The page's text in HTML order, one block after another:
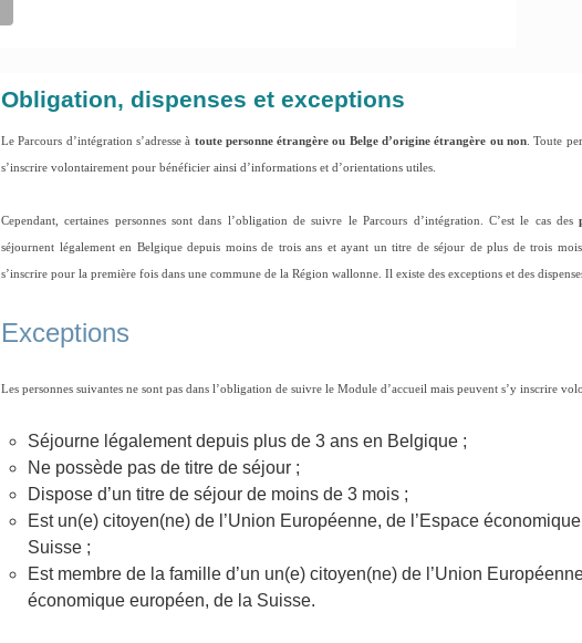
Obligation, dispenses et exceptions
Le Parcours d’intégration s’adresse à toute personne étrangère ou Belge d’origine étrangère ou non. Toute
s’inscrire volontairement pour bénéficier ainsi d’informations et d’orientations utiles.
Cependant, certaines personnes sont dans l’obligation de suivre le Parcours d’intégration. C’est le cas des
séjournent légalement en Belgique depuis moins de trois ans et ayant un titre de séjour de plus de trois
s’inscrire pour la première fois dans une commune de la Région wallonne. Il existe des exceptions et des
Exceptions
Les personnes suivantes ne sont pas dans l’obligation de suivre le Module d’accueil mais peuvent s’y inscrire
Séjourne légalement depuis plus de 3 ans en Belgique ;
Ne possède pas de titre de séjour ;
Dispose d’un titre de séjour de moins de 3 mois ;
Est un(e) citoyen(ne) de l’Union Européenne, de l’Espace
Suisse ;
Est membre de la famille d’un un(e) citoyen(ne) de l’Union
économique européen, de la Suisse.